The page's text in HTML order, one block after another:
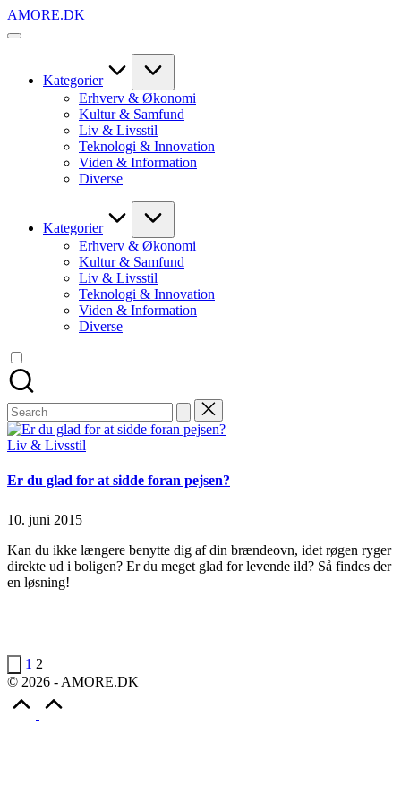
Skip
to
AMORE.DK
For
Kategorier
Erhverv & Økonomi
Kultur & Samfund
Liv & Livsstil
Teknologi & Innovation
Viden & Information
Diverse
Kategorier
Erhverv & Økonomi
Kultur & Samfund
Liv & Livsstil
Teknologi & Innovation
Viden & Information
Diverse
Search
for:
Posted
Liv & Livsstil
Er du glad for at sidde foran pejsen?
10. juni 2015
Kan du ikke længere benytte dig af din brændeovn, idet røgen ryger
direkte ud i boligen? Er du meget glad for levende ild? Så findes der
en løsning!
Indlægsinddeling
Previous
page
1 2
© 2026 - AMORE.DK